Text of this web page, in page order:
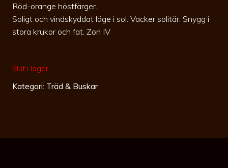
Röd-orange höstfärger.
Soligt och vindskyddat läge i sol. Vacker solitär. Snygg i
stora krukor och fat. Zon IV
Slut i lager
Kategori: Träd & Buskar